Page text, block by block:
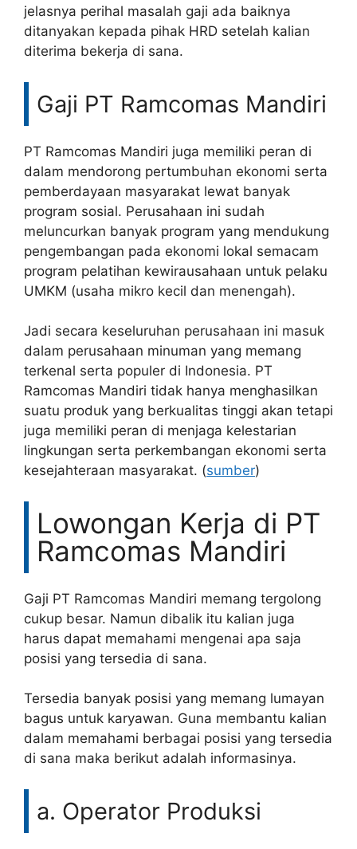
jelasnya perihal masalah gaji ada baiknya
ditanyakan kepada pihak HRD setelah kalian
diterima bekerja di sana.
Gaji PT Ramcomas Mandiri
PT Ramcomas Mandiri juga memiliki peran di
dalam mendorong pertumbuhan ekonomi serta
pemberdayaan masyarakat lewat banyak
program sosial. Perusahaan ini sudah
meluncurkan banyak program yang mendukung
pengembangan pada ekonomi lokal semacam
program pelatihan kewirausahaan untuk pelaku
UMKM (usaha mikro kecil dan menengah).
Jadi secara keseluruhan perusahaan ini masuk
dalam perusahaan minuman yang memang
terkenal serta populer di Indonesia. PT
Ramcomas Mandiri tidak hanya menghasilkan
suatu produk yang berkualitas tinggi akan tetapi
juga memiliki peran di menjaga kelestarian
lingkungan serta perkembangan ekonomi serta
kesejahteraan masyarakat. (sumber)
Lowongan Kerja di PT
Ramcomas Mandiri
Gaji PT Ramcomas Mandiri memang tergolong
cukup besar. Namun dibalik itu kalian juga
harus dapat memahami mengenai apa saja
posisi yang tersedia di sana.
Tersedia banyak posisi yang memang lumayan
bagus untuk karyawan. Guna membantu kalian
dalam memahami berbagai posisi yang tersedia
di sana maka berikut adalah informasinya.
a. Operator Produksi